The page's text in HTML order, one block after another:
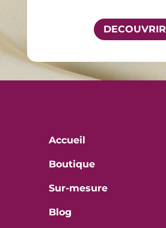
DECOUVRIR
Accueil
Boutique
Sur-mesure
Blog